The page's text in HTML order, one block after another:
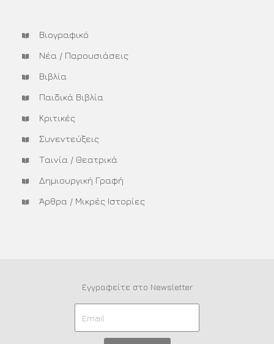
Βιογραφικό
Νέα / Παρουσιάσεις
Βιβλία
Παιδικά Βιβλία
Κριτικές
Συνεντεύξεις
Ταινία / Θεατρικά
Δημιουργική Γραφή
Άρθρα / Μικρές Ιστορίες
Εγγραφείτε στο Newsletter